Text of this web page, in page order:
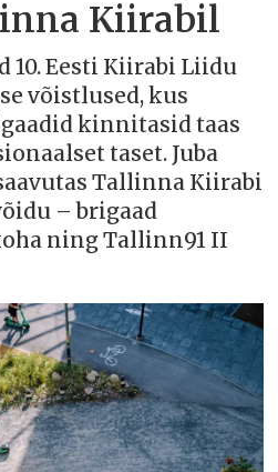
Kiirabil
10. Eesti Kiirabi Liidu
võistlused, kus
kinnitasid taas
taset. Juba
Tallinna Kiirabi
– brigaad
ning Tallinn91 II